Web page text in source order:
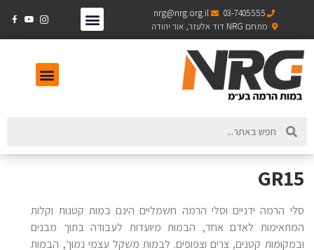
03-7405555
nrg@nrg.org.il
מתחם NRG דוד אלעזר, אור יהודה
GR15
סלי הרמה ידניים וסלי הרמה חשמליים הינם במות קטנות וקלות
המתאימות לאדם אחד, הבמות מיועדות לעבודה בתוך מבנים
ובמקומות קטנים, צרים וצפופים. לבמות משקל עצמי נמוך, הבמות